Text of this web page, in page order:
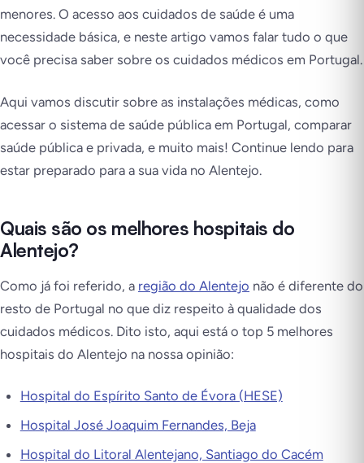
menores. O acesso aos cuidados de saúde é uma
necessidade básica, e neste artigo vamos falar tudo o que
você precisa saber sobre os cuidados médicos em Portugal.
Aqui vamos discutir sobre as instalações médicas, como
acessar o sistema de saúde pública em Portugal, comparar
saúde pública e privada, e muito mais! Continue lendo para
estar preparado para a sua vida no Alentejo.
Quais são os melhores hospitais do
Alentejo?
Como já foi referido, a região do Alentejo não é diferente do
resto de Portugal no que diz respeito à qualidade dos
cuidados médicos. Dito isto, aqui está o top 5 melhores
hospitais do Alentejo na nossa opinião:
Hospital do Espírito Santo de Évora (HESE)
Hospital José Joaquim Fernandes, Beja
Hospital do Litoral Alentejano, Santiago do Cacém